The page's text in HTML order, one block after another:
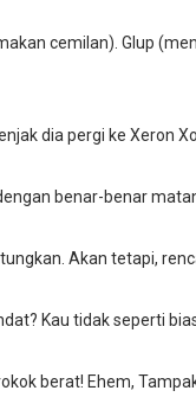
cemilan). Glup
dia pergi ke Xeron
benar-benar
Akan tetapi,
Kau tidak seperti
berat! Ehem,